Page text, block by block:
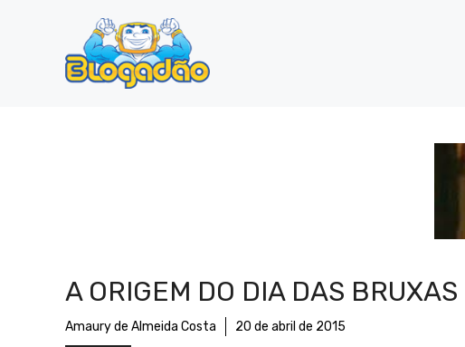
conteúdo
A ORIGEM DO DIA DAS BRUXAS
Amaury de Almeida Costa 20 de abril de 2015